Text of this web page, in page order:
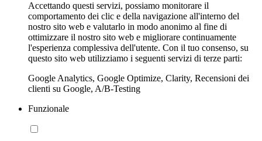
Accettando questi servizi, possiamo monitorare il
comportamento dei clic e della navigazione all'interno del
nostro sito web e valutarlo in modo anonimo al fine di
ottimizzare il nostro sito web e migliorare continuamente
l'esperienza complessiva dell'utente. Con il tuo consenso, su
questo sito web utilizziamo i seguenti servizi di terze parti:
Google Analytics, Google Optimize, Clarity, Recensioni dei
clienti su Google, A/B-Testing
Funzionale